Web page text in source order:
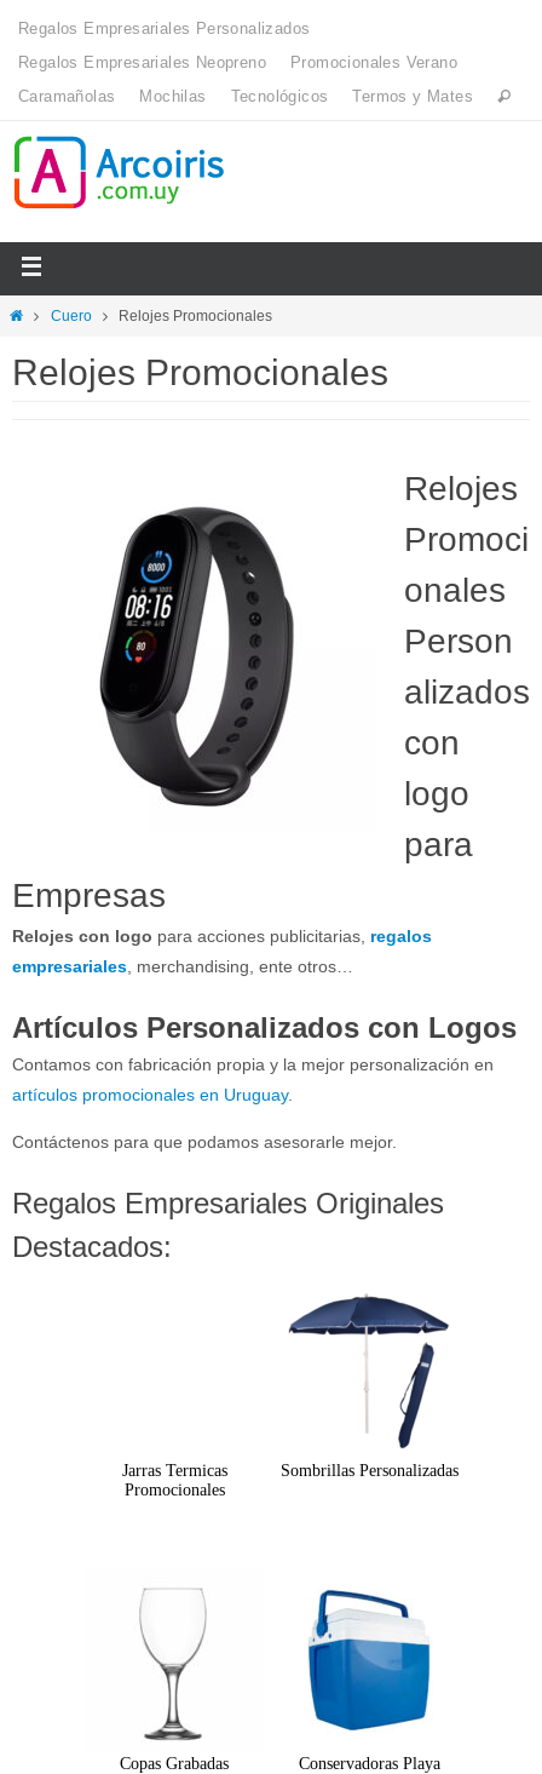
Regalos Empresariales Personalizados
Regalos Empresariales Neopreno
Promocionales Verano
Caramañolas
Mochilas Tecnológicos Termos y Mates
Cuero Relojes Promocionales
Relojes Promocionales
Relojes
Promoci
onales
Person
alizados
con
logo
para
Empresas
Relojes con logo para acciones publicitarias, regalos
empresariales , merchandising, ente otros…
Artículos Personalizados con Logos
Contamos con fabricación propia y la mejor personalización en
artículos promocionales en Uruguay.
Contáctenos para que podamos asesorarle mejor.
Regalos Empresariales Originales
Destacados:
Jarras Termicas
Promocionales
Sombrillas Personalizadas
Copas Grabadas Conservadoras Playa